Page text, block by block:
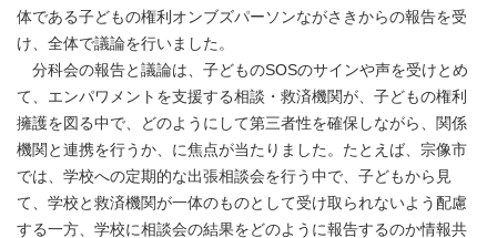
体である子どもの権利オンブズパーソンながさきからの報告を受
け、全体で議論を行いました。
分科会の報告と議論は、子どものSOSのサインや声を受けとめ
て、エンパワメントを支援する相談・救済機関が、子どもの権利
擁護を図る中で、どのようにして第三者性を確保しながら、関係
機関と連携を行うか、に焦点が当たりました。たとえば、宗像市
では、学校への定期的な出張相談会を行う中で、子どもから見
て、学校と救済機関が一体のものとして受け取られないよう配慮
する一方、学校に相談会の結果をどのように報告するのか情報共